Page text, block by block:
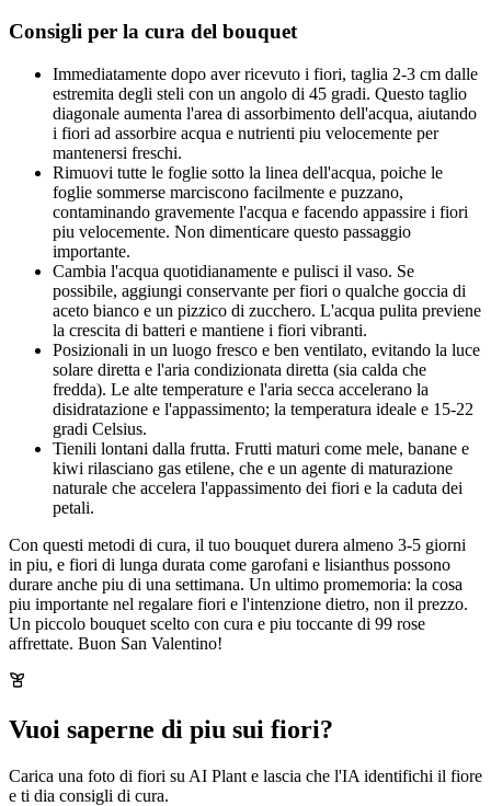
Consigli per la cura del bouquet
Immediatamente dopo aver ricevuto i fiori, taglia 2-3 cm dalle
estremita degli steli con un angolo di 45 gradi. Questo taglio
diagonale aumenta l'area di assorbimento dell'acqua, aiutando
i fiori ad assorbire acqua e nutrienti piu velocemente per
mantenersi freschi.
Rimuovi tutte le foglie sotto la linea dell'acqua, poiche le
foglie sommerse marciscono facilmente e puzzano,
contaminando gravemente l'acqua e facendo appassire i fiori
piu velocemente. Non dimenticare questo passaggio
importante.
Cambia l'acqua quotidianamente e pulisci il vaso. Se
possibile, aggiungi conservante per fiori o qualche goccia di
aceto bianco e un pizzico di zucchero. L'acqua pulita previene
la crescita di batteri e mantiene i fiori vibranti.
Posizionali in un luogo fresco e ben ventilato, evitando la luce
solare diretta e l'aria condizionata diretta (sia calda che
fredda). Le alte temperature e l'aria secca accelerano la
disidratazione e l'appassimento; la temperatura ideale e 15-22
gradi Celsius.
Tienili lontani dalla frutta. Frutti maturi come mele, banane e
kiwi rilasciano gas etilene, che e un agente di maturazione
naturale che accelera l'appassimento dei fiori e la caduta dei
petali.
Con questi metodi di cura, il tuo bouquet durera almeno 3-5 giorni
in piu, e fiori di lunga durata come garofani e lisianthus possono
durare anche piu di una settimana. Un ultimo promemoria: la cosa
piu importante nel regalare fiori e l'intenzione dietro, non il prezzo.
Un piccolo bouquet scelto con cura e piu toccante di 99 rose
affrettate. Buon San Valentino!
Vuoi saperne di piu sui fiori?
Carica una foto di fiori su AI Plant e lascia che l'IA identifichi il fiore
e ti dia consigli di cura.